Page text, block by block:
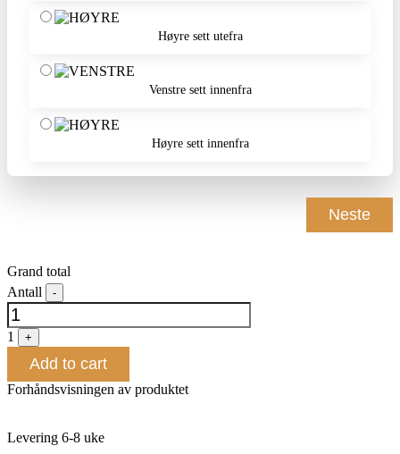
Høyre sett utefra
Venstre sett innenfra
Høyre sett innenfra
Neste
Grand total
Quantity
-
1 +
Add to cart
Forhåndsvisningen av produktet
Levering 6-8 uke